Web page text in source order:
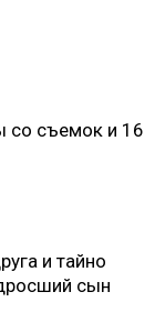
со съемок и 16
и тайно
сын